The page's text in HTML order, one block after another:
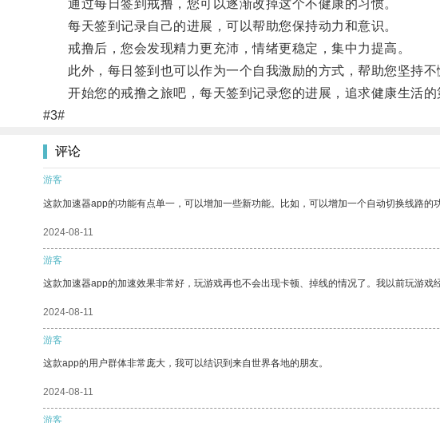
通过每日签到戒撸，您可以逐渐改掉这个不健康的习惯。
每天签到记录自己的进展，可以帮助您保持动力和意识。
戒撸后，您会发现精力更充沛，情绪更稳定，集中力提高。
此外，每日签到也可以作为一个自我激励的方式，帮助您坚持不
开始您的戒撸之旅吧，每天签到记录您的进展，追求健康生活的
#3#
评论
游客
这款加速器app的功能有点单一，可以增加一些新功能。比如，可以增加一个自动切换线路
2024-08-11
游客
这款加速器app的加速效果非常好，玩游戏再也不会出现卡顿、掉线的情况了。我以前玩游戏
2024-08-11
游客
这款app的用户群体非常庞大，我可以结识到来自世界各地的朋友。
2024-08-11
游客